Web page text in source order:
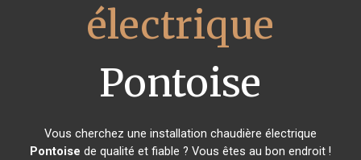
électrique
Pontoise
Vous cherchez une installation chaudière électrique
Pontoise de qualité et fiable ? Vous êtes au bon endroit !